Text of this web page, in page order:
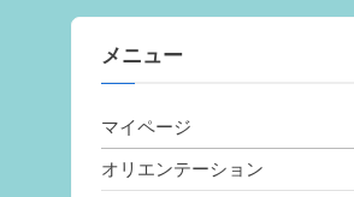
メニュー
マイページ
オリエンテーション